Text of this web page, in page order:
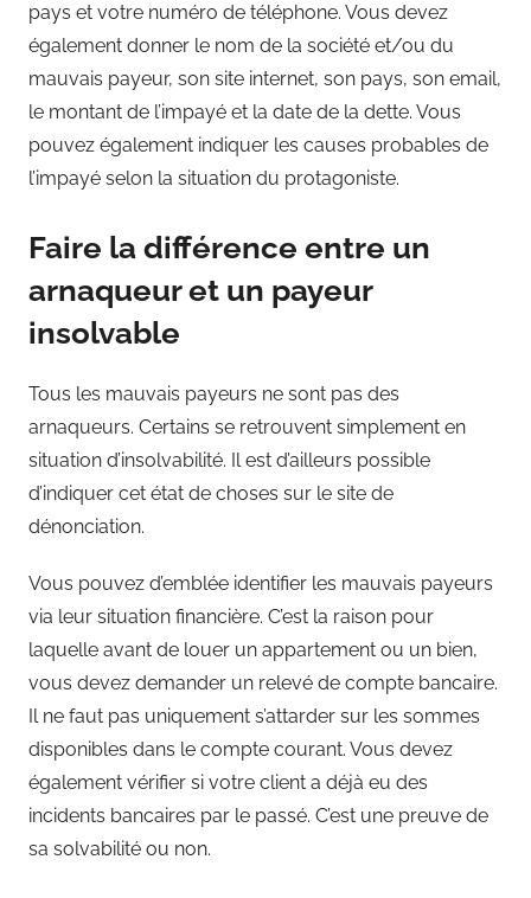
pays et votre numéro de téléphone. Vous devez
également donner le nom de la société et/ou du
mauvais payeur, son site internet, son pays, son email,
le montant de l’impayé et la date de la dette. Vous
pouvez également indiquer les causes probables de
l’impayé selon la situation du protagoniste.
Faire la différence entre un
arnaqueur et un payeur
insolvable
Tous les mauvais payeurs ne sont pas des
arnaqueurs. Certains se retrouvent simplement en
situation d’insolvabilité. Il est d’ailleurs possible
d’indiquer cet état de choses sur le site de
dénonciation.
Vous pouvez d’emblée identifier les mauvais payeurs
via leur situation financière. C’est la raison pour
laquelle avant de louer un appartement ou un bien,
vous devez demander un relevé de compte bancaire.
Il ne faut pas uniquement s’attarder sur les sommes
disponibles dans le compte courant. Vous devez
également vérifier si votre client a déjà eu des
incidents bancaires par le passé. C’est une preuve de
sa solvabilité ou non.